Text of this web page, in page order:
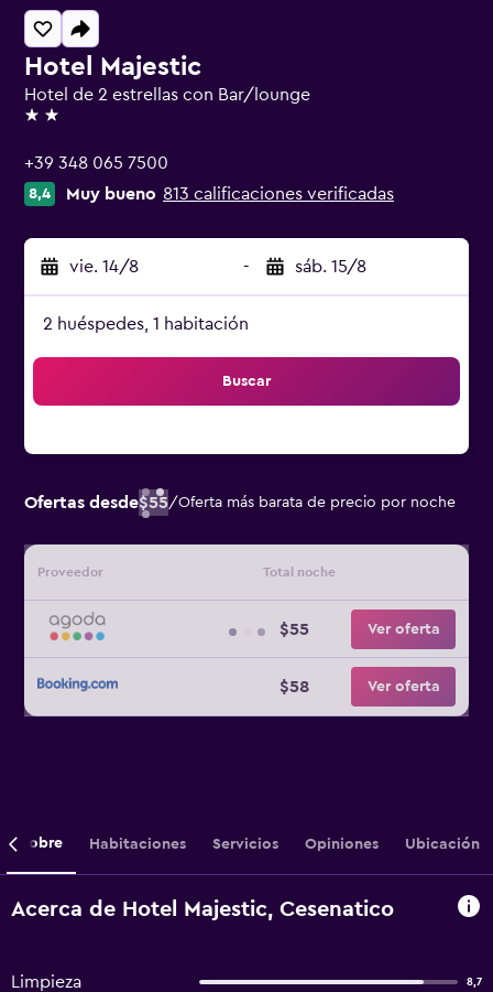
Hotel Majestic
Hotel de 2 estrellas con Bar/lounge
2 estrellas
+39 348 065 7500
8,4 Muy bueno 813 calificaciones verificadas
vie. 14/8 - sáb. 15/8
2 huéspedes, 1 habitación
Buscar
Ofertas desde$55/Oferta más barata de precio por noche
Proveedor Total noche
$55 Ver oferta
$58 Ver oferta
Sobre Habitaciones Servicios Opiniones Ubicación
Acerca de Hotel Majestic, Cesenatico
Limpieza 8,7